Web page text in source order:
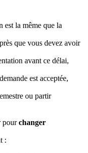
est la même que la
que vous devez avoir
avant ce délai,
est acceptée,
ou partir
pourchanger
: